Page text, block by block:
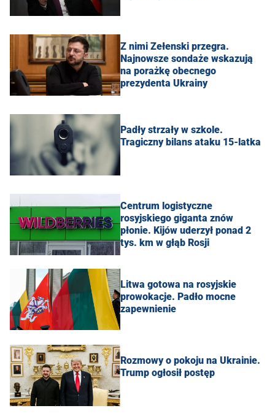
Z nimi Zełenski przegra.
Najnowsze sondaże wskazują
na porażkę obecnego
prezydenta Ukrainy
Padły strzały w szkole.
Tragiczny bilans ataku 15-latka
Centrum logistyczne
rosyjskiego giganta znów
płonie. Kijów uderzył ponad 2
tys. km w głąb Rosji
Litwa gotowa na rosyjskie
prowokacje. Padło mocne
zapewnienie
Rozmowy o pokoju na Ukrainie.
Trump ogłosił postęp